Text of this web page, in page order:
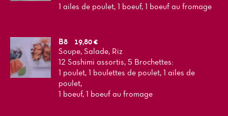
1 ailes de poulet, 1 boeuf, 1 boeuf au fromage
B8
19,80 €
Soupe, Salade, Riz
12 Sashimi assortis, 5 Brochettes:
1 poulet, 1 boulettes de poulet, 1 ailes de
poulet,
1 boeuf, 1 boeuf au fromage